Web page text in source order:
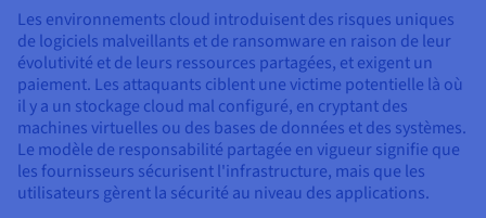
Les environnements cloud introduisent des risques uniques
de logiciels malveillants et de ransomware en raison de leur
évolutivité et de leurs ressources partagées, et exigent un
paiement. Les attaquants ciblent une victime potentielle là où
il y a un stockage cloud mal configuré, en cryptant des
machines virtuelles ou des bases de données et des systèmes.
Le modèle de responsabilité partagée en vigueur signifie que
les fournisseurs sécurisent l'infrastructure, mais que les
utilisateurs gèrent la sécurité au niveau des applications.